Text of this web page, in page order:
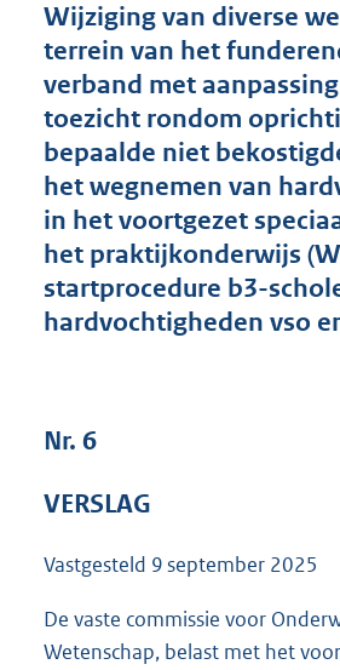
s
g
r
o
o
t
t
:
7
1
b
Wijziging van diverse
terrein van het
verband met
toezicht rondom
bepaalde niet
het wegnemen van
in het voortgezet
het praktijkonderwijs
startprocedure b3-
hardvochtigheden vso
Nr. 6
VERSLAG
Vastgesteld 9 september 2025
De vaste commissie voor
Wetenschap, belast met het